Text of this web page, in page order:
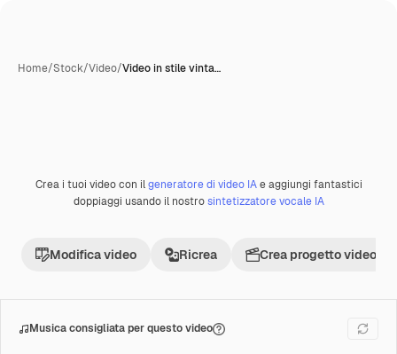
Home/Stock/Video/Video in stile vinta…
PremiumCreata con IA
Crea i tuoi video con ilgeneratore di video IAe aggiungi fantastici
doppiaggi usando il nostrosintetizzatore vocale IA
Modifica video Ricrea Crea progetto video
Musica consigliata per questo video